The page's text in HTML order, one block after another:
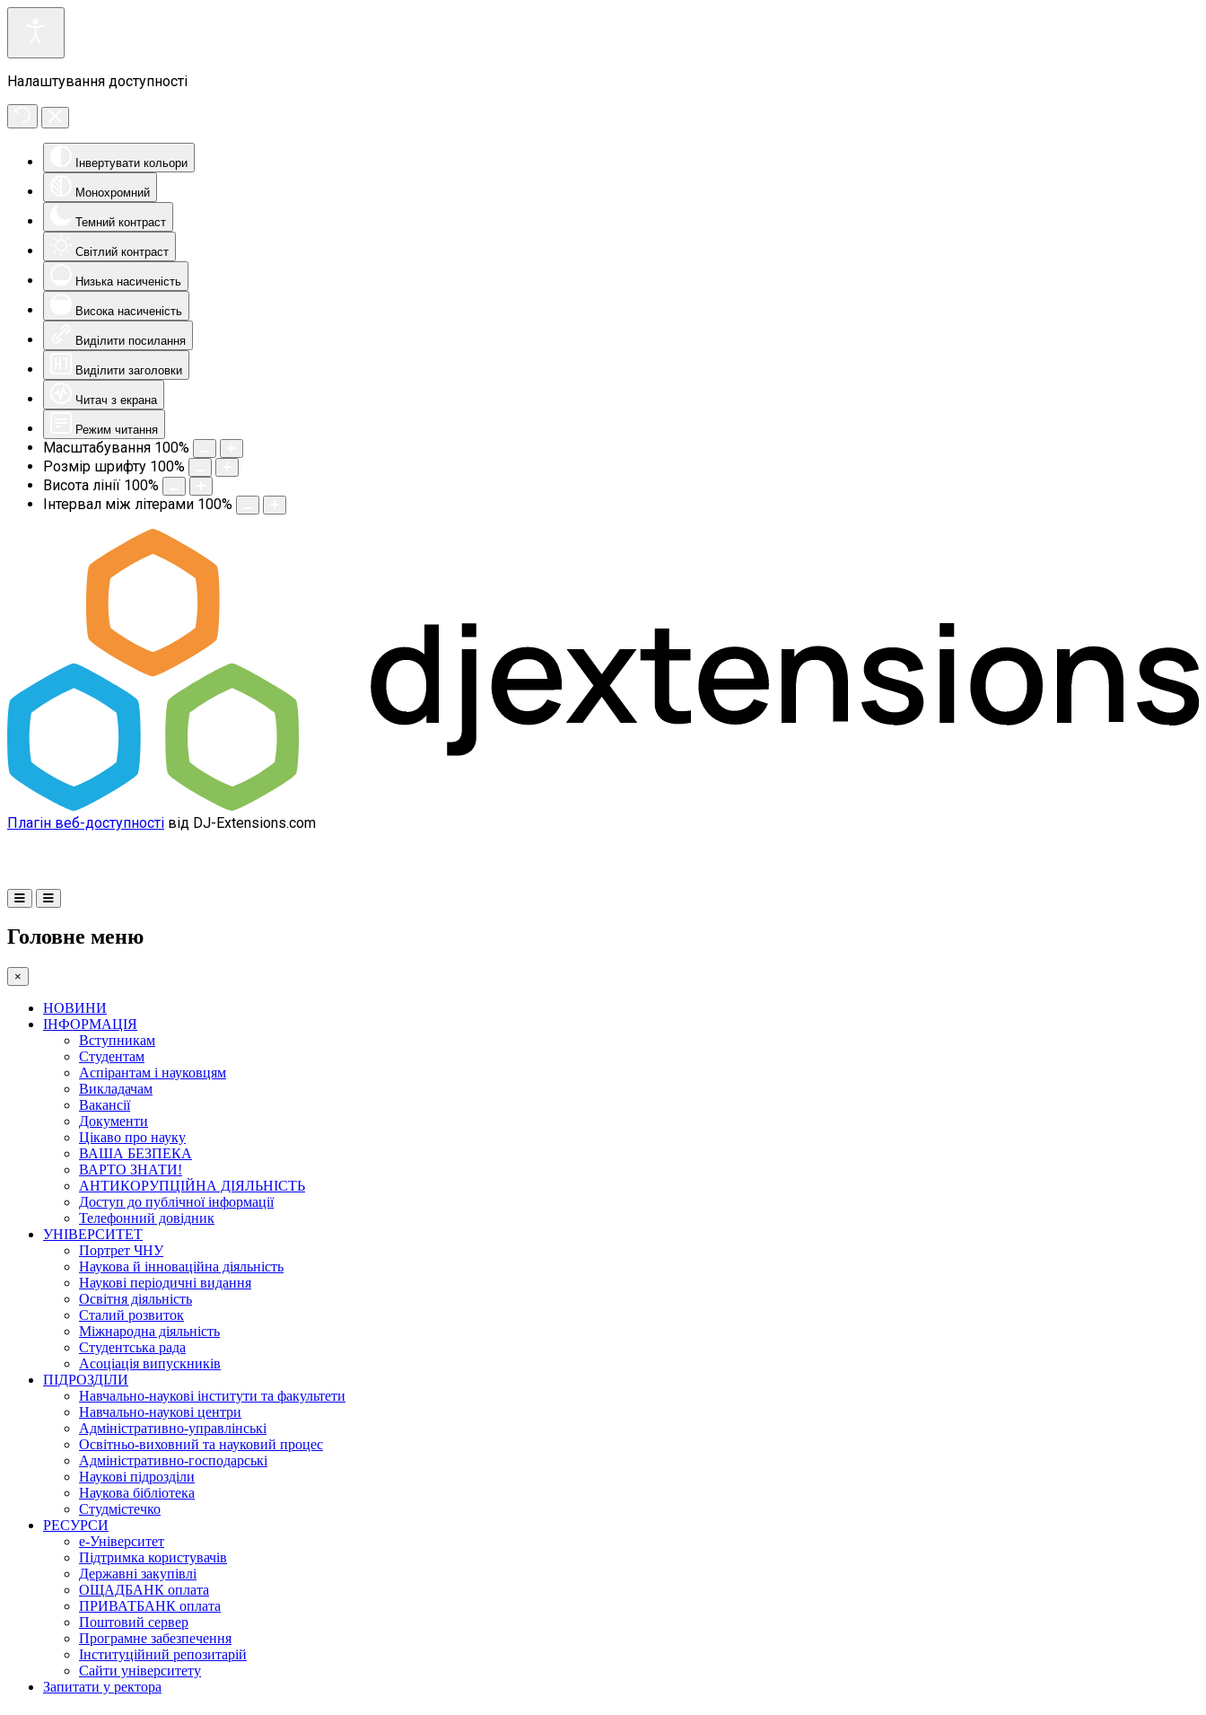
Налаштування доступності
Інвертувати кольори
Монохромний
Темний контраст
Світлий контраст
Низька насиченість
Висока насиченість
Виділити посилання
Виділити заголовки
Читач з екрана
Режим читання
Масштабування 100%
Розмір шрифту 100%
Висота лінії 100%
Інтервал між літерами 100%
Плагін веб-доступності від DJ-Extensions.com
Головне меню
×
НОВИНИ
ІНФОРМАЦІЯ
Вступникам
Студентам
Аспірантам і науковцям
Викладачам
Вакансії
Документи
Цікаво про науку
ВАША БЕЗПЕКА
ВАРТО ЗНАТИ!
АНТИКОРУПЦІЙНА ДІЯЛЬНІСТЬ
Доступ до публічної інформації
Телефонний довідник
УНІВЕРСИТЕТ
Портрет ЧНУ
Наукова й інноваційна діяльність
Наукові періодичні видання
Освітня діяльність
Сталий розвиток
Міжнародна діяльність
Студентська рада
Асоціація випускників
ПІДРОЗДІЛИ
Навчально-наукові інститути та факультети
Навчально-наукові центри
Адміністративно-управлінські
Освітньо-виховний та науковий процес
Адміністративно-господарські
Наукові підрозділи
Наукова бібліотека
Студмістечко
РЕСУРСИ
е-Університет
Підтримка користувачів
Державні закупівлі
ОЩАДБАНК оплата
ПРИВАТБАНК оплата
Поштовий сервер
Програмне забезпечення
Інституційний репозитарій
Сайти університету
Запитати у ректора